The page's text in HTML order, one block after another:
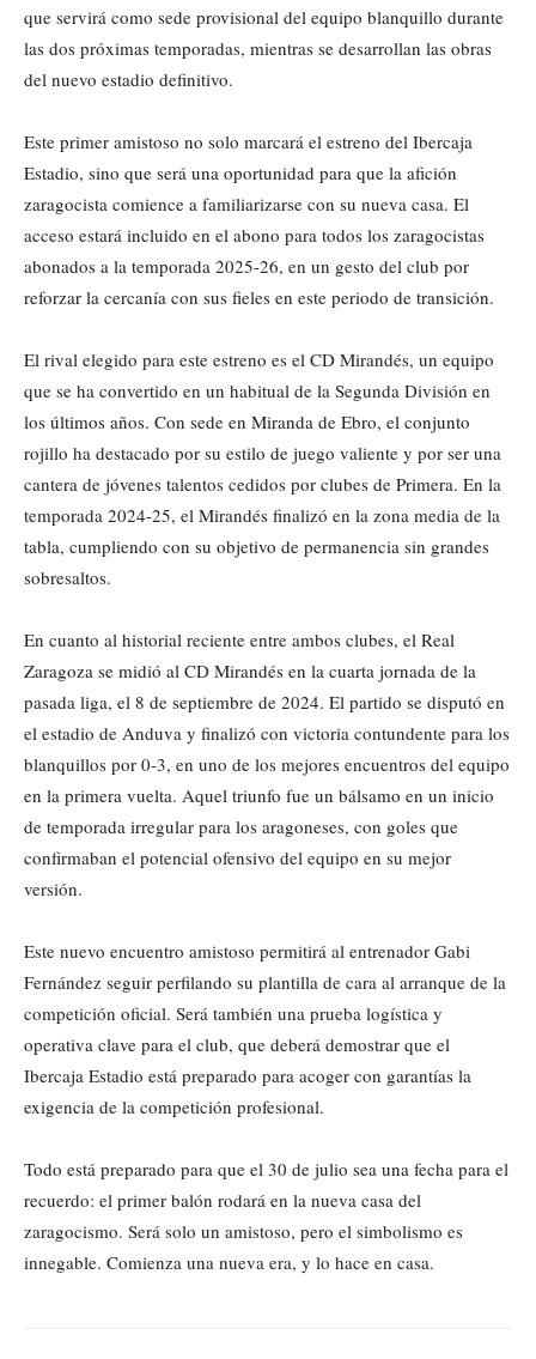
que servirá como sede provisional del equipo blanquillo durante
las dos próximas temporadas, mientras se desarrollan las obras
del nuevo estadio definitivo.
Este primer amistoso no solo marcará el estreno del Ibercaja
Estadio, sino que será una oportunidad para que la afición
zaragocista comience a familiarizarse con su nueva casa. El
acceso estará incluido en el abono para todos los zaragocistas
abonados a la temporada 2025-26, en un gesto del club por
reforzar la cercanía con sus fieles en este periodo de transición.
El rival elegido para este estreno es el CD Mirandés, un equipo
que se ha convertido en un habitual de la Segunda División en
los últimos años. Con sede en Miranda de Ebro, el conjunto
rojillo ha destacado por su estilo de juego valiente y por ser una
cantera de jóvenes talentos cedidos por clubes de Primera. En la
temporada 2024-25, el Mirandés finalizó en la zona media de la
tabla, cumpliendo con su objetivo de permanencia sin grandes
sobresaltos.
En cuanto al historial reciente entre ambos clubes, el Real
Zaragoza se midió al CD Mirandés en la cuarta jornada de la
pasada liga, el 8 de septiembre de 2024. El partido se disputó en
el estadio de Anduva y finalizó con victoria contundente para los
blanquillos por 0-3, en uno de los mejores encuentros del equipo
en la primera vuelta. Aquel triunfo fue un bálsamo en un inicio
de temporada irregular para los aragoneses, con goles que
confirmaban el potencial ofensivo del equipo en su mejor
versión.
Este nuevo encuentro amistoso permitirá al entrenador Gabi
Fernández seguir perfilando su plantilla de cara al arranque de la
competición oficial. Será también una prueba logística y
operativa clave para el club, que deberá demostrar que el
Ibercaja Estadio está preparado para acoger con garantías la
exigencia de la competición profesional.
Todo está preparado para que el 30 de julio sea una fecha para el
recuerdo: el primer balón rodará en la nueva casa del
zaragocismo. Será solo un amistoso, pero el simbolismo es
innegable. Comienza una nueva era, y lo hace en casa.